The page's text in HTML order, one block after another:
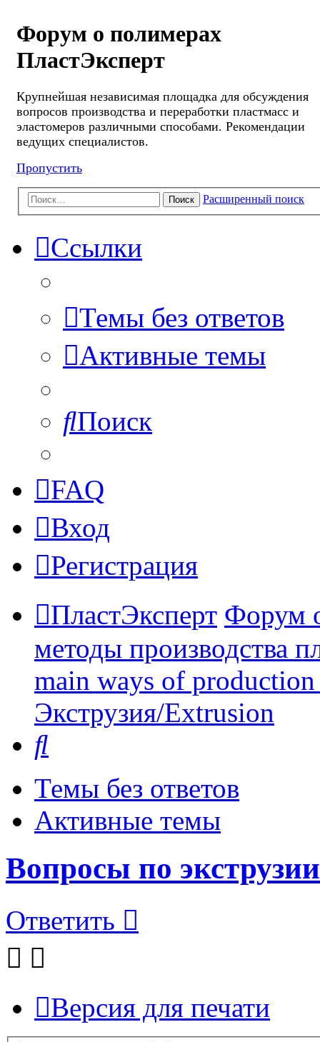
Форум о полимерах
ПластЭксперт
Крупнейшая независимая площадка для обсуждения
вопросов производства и переработки пластмасс и
эластомеров различными способами. Рекомендации
ведущих специалистов.
Пропустить
Поиск Расширенный поиск
Ссылки
Темы без ответов
Активные темы
Поиск
FAQ
Вход
Регистрация
ПластЭксперт Форум
методы производства
main ways of
Экструзия/Extrusion
Темы без ответов
Активные темы
Вопросы по
Ответить
Версия для печати